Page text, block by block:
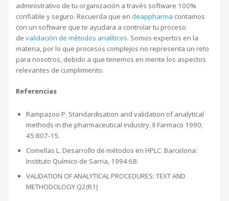
administrativo de tu organización a través software 100%
confiable y seguro. Recuerda que en deappharma contamos
con un software que te ayudara a controlar tu proceso
de validación de métodos analíticos. Somos expertos en la
materia, por lo que procesos complejos no representa un reto
para nosotros, debido a que tenemos en mente los aspectos
relevantes de cumplimiento.
Referencias
Rampazoo P. Standardisation and validation of analytical
methods in the pharmaceutical industry. Il Farmaco 1990;
45:807-15.
Comellas L. Desarrollo de métodos en HPLC. Barcelona:
Instituto Químico de Sarria, 1994:68.
VALIDATION OF ANALYTICAL PROCEDURES: TEXT AND
METHODOLOGY Q2(R1)